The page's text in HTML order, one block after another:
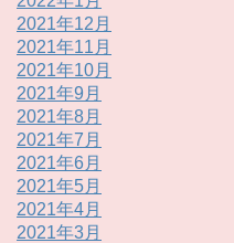
2021年12月
2021年11月
2021年10月
2021年9月
2021年8月
2021年7月
2021年6月
2021年5月
2021年4月
2021年3月